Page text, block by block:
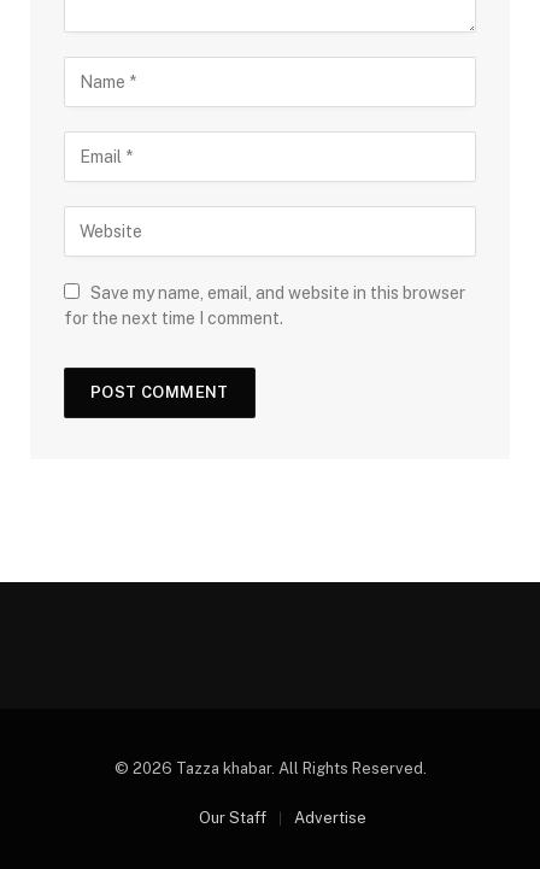
Save my name, email, and website in this browser
for the next time I comment.
© 2026 Tazza khabar. All Rights Reserved.
Our Staff Advertise